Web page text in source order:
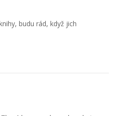
budu rád, když jich